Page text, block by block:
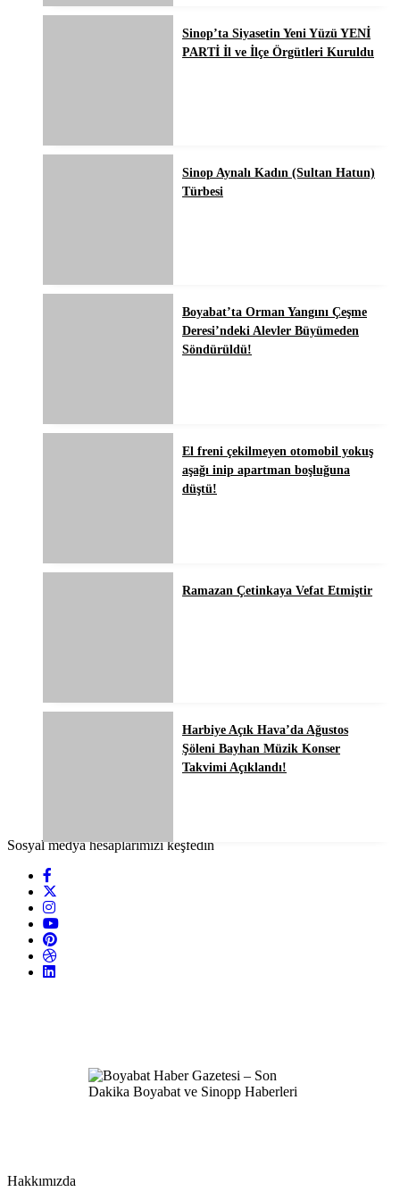
Sinop’ta Siyasetin Yeni Yüzü YENİ
PARTİ İl ve İlçe Örgütleri Kuruldu
Sinop Aynalı Kadın (Sultan Hatun)
Türbesi
Boyabat’ta Orman Yangını Çeşme
Deresi’ndeki Alevler Büyümeden
Söndürüldü!
El freni çekilmeyen otomobil yokuş
aşağı inip apartman boşluğuna
düştü!
Ramazan Çetinkaya Vefat Etmiştir
Harbiye Açık Hava’da Ağustos
Şöleni Bayhan Müzik Konser
Takvimi Açıklandı!
Sosyal medya hesaplarımızı keşfedin
Hakkımızda